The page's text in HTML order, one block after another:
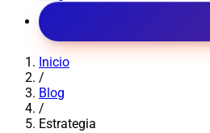
Inicio
/
Blog
/
Estrategia